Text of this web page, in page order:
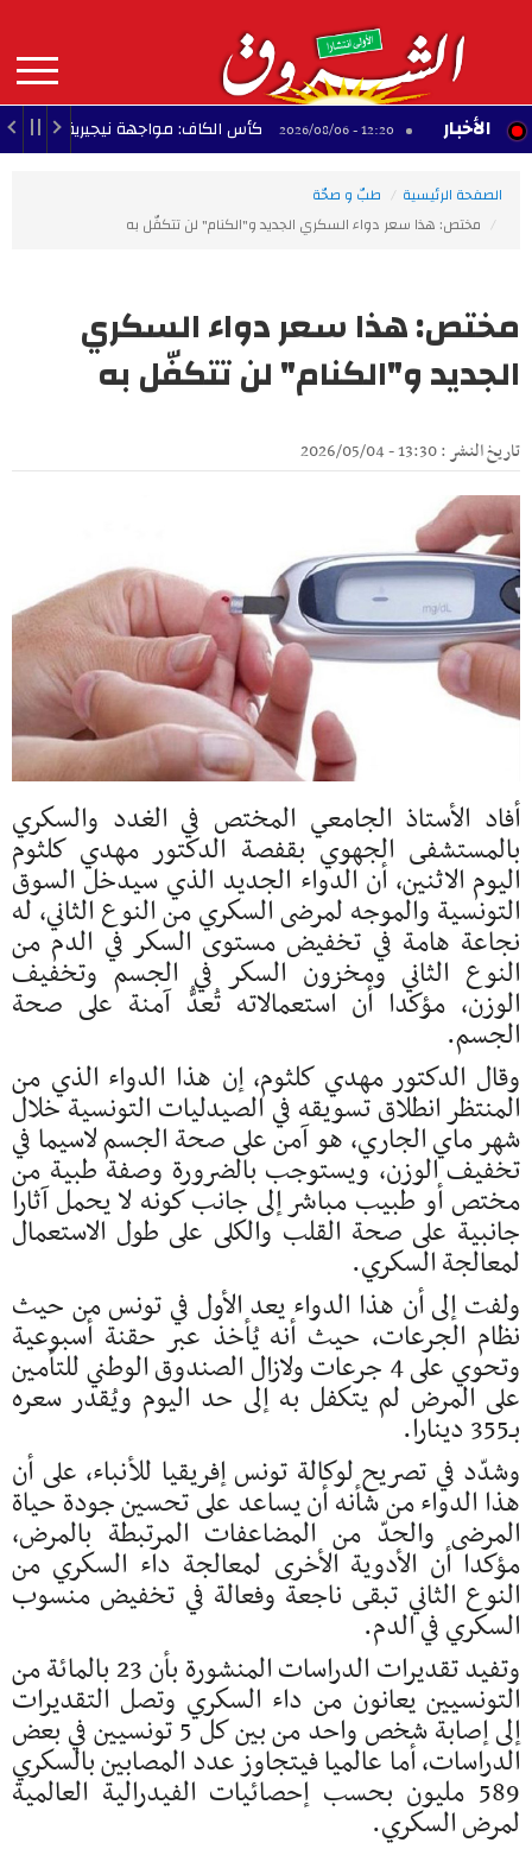
contenu
principal
MAIN
NAVIGATION الأخبار
12:20 - 2026/08/06 كأس الكاف: مواجهة نيجيرية في طريق
الصفحة الرئيسية
طبّ و صحّة
مختص: هذا سعر دواء السكري الجديد و"الكنام" لن تتكفّل به
مختص: هذا سعر دواء السكري
الجديد و"الكنام" لن تتكفّل به
تاريخ النشر : 13:30 - 2026/05/04
أفاد الأستاذ الجامعي المختص في الغدد والسكري
بالمستشفى الجهوي بقفصة الدكتور مهدي كلثوم
اليوم الاثنين، أن الدواء الجديد الذي سيدخل السوق
التونسية والموجه لمرضى السكري من النوع الثاني، له
نجاعة هامة في تخفيض مستوى السكر في الدم من
النوع الثاني ومخزون السكر في الجسم وتخفيف
الوزن، مؤكدا أن استعمالاته تُعدُّ آمنة على صحة
الجسم.
وقال الدكتور مهدي كلثوم، إن هذا الدواء الذي من
المنتظر انطلاق تسويقه في الصيدليات التونسية خلال
شهر ماي الجاري، هو آمن على صحة الجسم لاسيما في
تخفيف الوزن، ويستوجب بالضرورة وصفة طبية من
مختص أو طبيب مباشر إلى جانب كونه لا يحمل آثارا
جانبية على صحة القلب والكلى على طول الاستعمال
لمعالجة السكري.
ولفت إلى أن هذا الدواء يعد الأول في تونس من حيث
نظام الجرعات، حيث أنه يُأخذ عبر حقنة أسبوعية
وتحوي على 4 جرعات ولازال الصندوق الوطني للتأمين
على المرض لم يتكفل به إلى حد اليوم ويُقدر سعره
بـ355 دينارا.
وشدّد في تصريح لوكالة تونس إفريقيا للأنباء، على أن
هذا الدواء من شأنه أن يساعد على تحسين جودة حياة
المرضى والحدّ من المضاعفات المرتبطة بالمرض،
مؤكدا أن الأدوية الأخرى لمعالجة داء السكري من
النوع الثاني تبقى ناجعة وفعالة في تخفيض منسوب
السكري في الدم.
وتفيد تقديرات الدراسات المنشورة بأن 23 بالمائة من
التونسيين يعانون من داء السكري وتصل التقديرات
إلى إصابة شخص واحد من بين كل 5 تونسيين في بعض
الدراسات، أما عالميا فيتجاوز عدد المصابين بالسكري
589 مليون بحسب إحصائيات الفيدرالية العالمية
لمرض السكري.